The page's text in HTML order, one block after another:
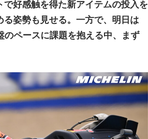
好感触を得た新アイテムの投入を
姿勢も見せる。一方で、明日は
ペースに課題を抱える中、まず